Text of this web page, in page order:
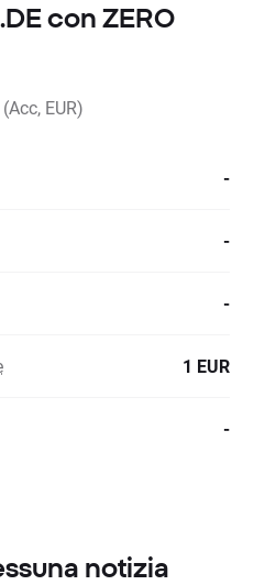
con ZERO
EUR)
-
-
-
1 EUR
-
notizia